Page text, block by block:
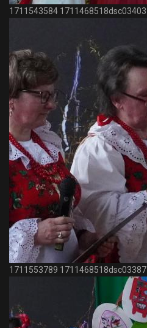
1711543584 1711468518dsc03403
1711553789 1711468518dsc03387